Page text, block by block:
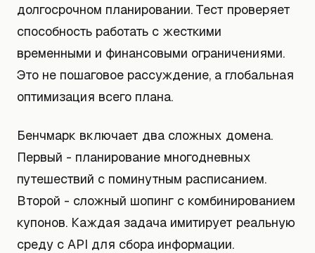
долгосрочном планировании. Тест проверяет
способность работать с жесткими
временными и финансовыми ограничениями.
Это не пошаговое рассуждение, а глобальная
оптимизация всего плана.
Бенчмарк включает два сложных домена.
Первый - планирование многодневных
путешествий с поминутным расписанием.
Второй - сложный шопинг с комбинированием
купонов. Каждая задача имитирует реальную
среду с API для сбора информации.